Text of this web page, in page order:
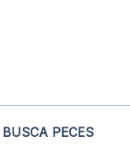
PECES